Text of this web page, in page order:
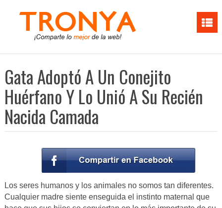
Gata Adoptó A Un Conejito
Huérfano Y Lo Unió A Su Recién
Nacida Camada
Los seres humanos y los animales no somos tan diferentes.
Cualquier madre siente enseguida el instinto maternal que